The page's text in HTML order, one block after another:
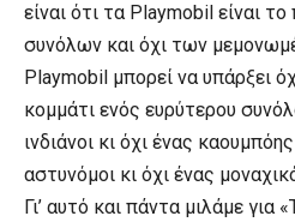
είναι ότι τα Playmobil είναι
συνόλων και όχι των
Playmobil μπορεί να υπάρξει
κομμάτι ενός ευρύτερου
ινδιάνοι κι όχι ένας
αστυνόμοι κι όχι ένας
Γι’ αυτό και πάντα μιλάμε για